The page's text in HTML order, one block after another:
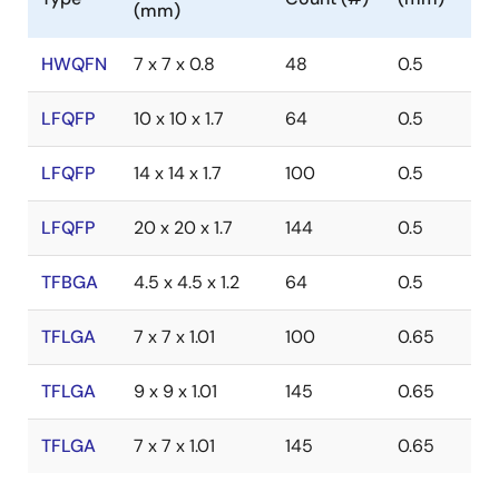
(mm)
HWQFN 7 x 7 x 0.8 48 0.5
LFQFP 10 x 10 x 1.7 64 0.5
LFQFP 14 x 14 x 1.7 100 0.5
LFQFP 20 x 20 x 1.7 144 0.5
TFBGA 4.5 x 4.5 x 1.2 64 0.5
TFLGA 7 x 7 x 1.01 100 0.65
TFLGA 9 x 9 x 1.01 145 0.65
TFLGA 7 x 7 x 1.01 145 0.65